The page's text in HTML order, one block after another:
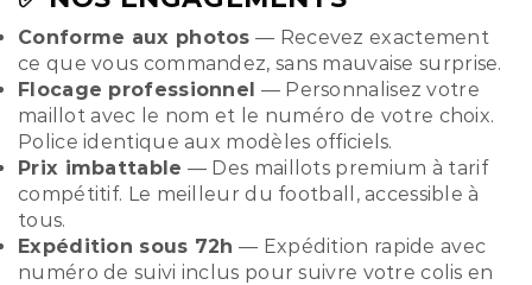
Conforme aux photos — Recevez exactement
ce que vous commandez, sans mauvaise surprise.
Flocage professionnel — Personnalisez votre
maillot avec le nom et le numéro de votre choix.
Police identique aux modèles officiels.
Prix imbattable — Des maillots premium à tarif
compétitif. Le meilleur du football, accessible à
tous.
Expédition sous 72h — Expédition rapide avec
numéro de suivi inclus pour suivre votre colis en